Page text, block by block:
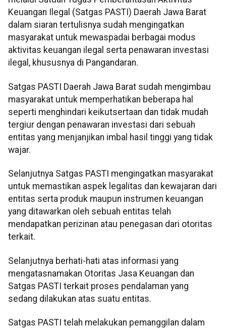
Keuangan Ilegal (Satgas PASTI) Daerah Jawa Barat
dalam siaran tertulisnya sudah mengingatkan
masyarakat untuk mewaspadai berbagai modus
aktivitas keuangan ilegal serta penawaran investasi
ilegal, khususnya di Pangandaran.
Satgas PASTI Daerah Jawa Barat sudah mengimbau
masyarakat untuk memperhatikan beberapa hal
seperti menghindari keikutsertaan dan tidak mudah
tergiur dengan penawaran investasi dari sebuah
entitas yang menjanjikan imbal hasil tinggi yang tidak
wajar.
Selanjutnya Satgas PASTI mengingatkan masyarakat
untuk memastikan aspek legalitas dan kewajaran dari
entitas serta produk maupun instrumen keuangan
yang ditawarkan oleh sebuah entitas telah
mendapatkan perizinan atau penegasan dari otoritas
terkait.
Selanjutnya berhati-hati atas informasi yang
mengatasnamakan Otoritas Jasa Keuangan dan
Satgas PASTI terkait proses pendalaman yang
sedang dilakukan atas suatu entitas.
Satgas PASTI telah melakukan pemanggilan dalam